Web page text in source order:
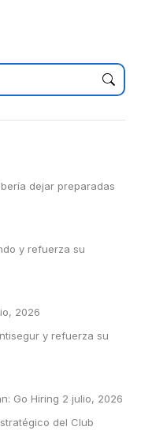
dejar preparadas
y refuerza su
2026
y refuerza su
Go Hiring 2 julio, 2026
del Club